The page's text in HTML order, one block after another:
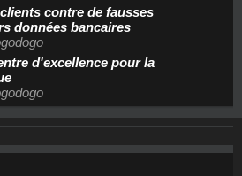
contre de fausses
données bancaires
d'excellence pour la